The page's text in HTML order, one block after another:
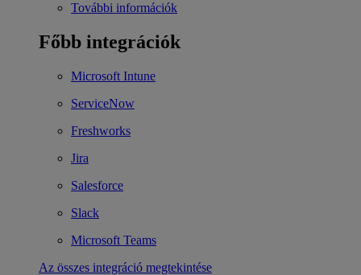
További információk
Főbb integrációk
Microsoft Intune
ServiceNow
Freshworks
Jira
Salesforce
Slack
Microsoft Teams
Az összes integráció megtekintése